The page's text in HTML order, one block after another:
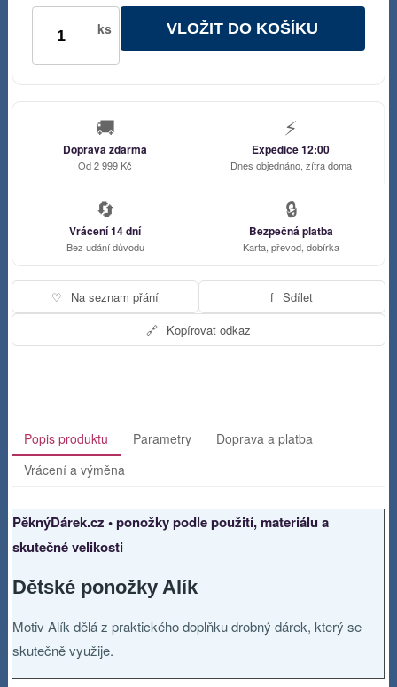
ks VLOŽIT DO KOŠÍKU
🚚
Doprava zdarma
Od 2 999 Kč
⚡
Expedice 12:00
Dnes objednáno, zítra doma
🔄
Vrácení 14 dní
Bez udání důvodu
🔒
Bezpečná platba
Karta, převod, dobírka
♡ Na seznam přání f Sdílet
🔗 Kopírovat odkaz
Popis produktu Parametry
Doprava a platba
Vrácení a výměna
PěknýDárek.cz • ponožky podle použití, materiálu a
skutečné velikosti
Dětské ponožky Alík
Motiv Alík dělá z praktického doplňku drobný dárek, který se
skutečně využije.